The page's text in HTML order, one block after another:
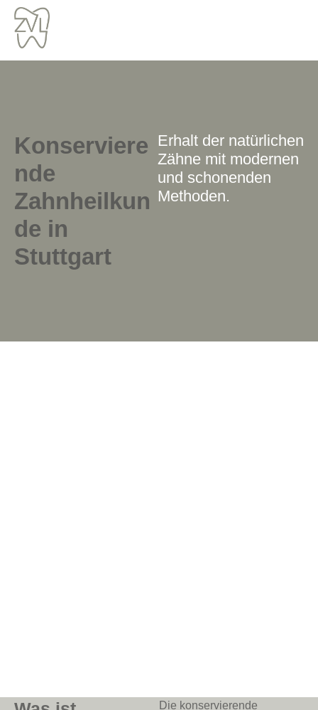
Zum
Inhalt
springen
Konserviere
nde
Zahnheilkun
de in
Stuttgart
Erhalt der natürlichen
Zähne mit modernen
und schonenden
Methoden.
Die konservierende